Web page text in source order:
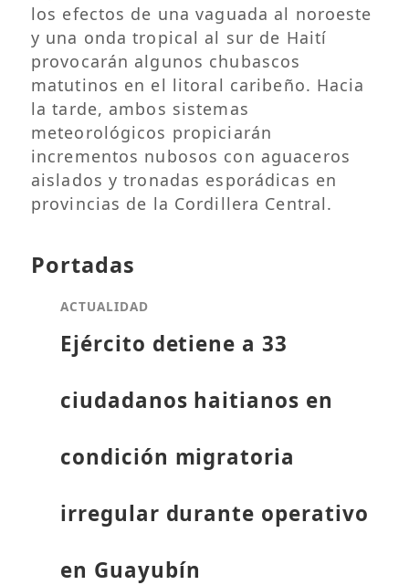
los efectos de una vaguada al noroeste
y una onda tropical al sur de Haití
provocarán algunos chubascos
matutinos en el litoral caribeño. Hacia
la tarde, ambos sistemas
meteorológicos propiciarán
incrementos nubosos con aguaceros
aislados y tronadas esporádicas en
provincias de la Cordillera Central.
Portadas
ACTUALIDAD
Ejército detiene a 33
ciudadanos haitianos en
condición migratoria
irregular durante operativo
en Guayubín